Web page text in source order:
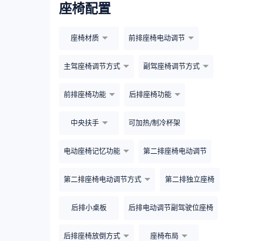
座椅配置
座椅材质 前排座椅电动调节
主驾座椅调节方式 副驾座椅调节方式
前排座椅功能 后排座椅功能
中央扶手 可加热/制冷杯架
电动座椅记忆功能 第二排座椅电动调节
第二排座椅电动调节方式 第二排独立座椅
后排小桌板 后排电动调节副驾驶位座椅
后排座椅放倒方式 座椅布局